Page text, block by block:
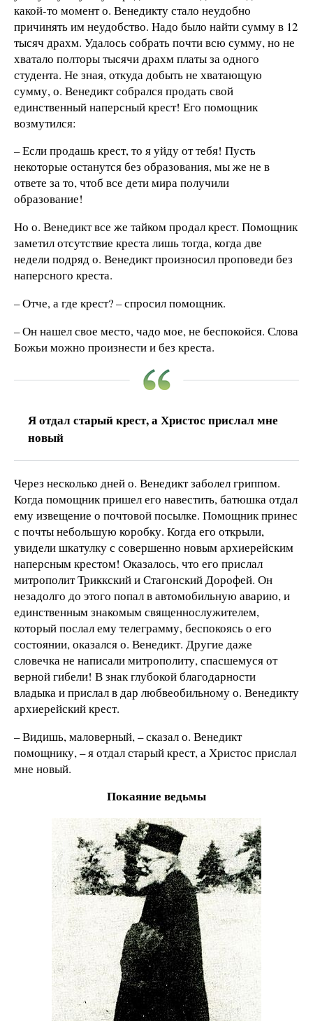
какой-то момент о. Венедикту стало неудобно
причинять им неудобство. Надо было найти сумму в 12
тысяч драхм. Удалось собрать почти всю сумму, но не
хватало полторы тысячи драхм платы за одного
студента. Не зная, откуда добыть не хватающую
сумму, о. Венедикт собрался продать свой
единственный наперсный крест! Его помощник
возмутился:
– Если продашь крест, то я уйду от тебя! Пусть
некоторые останутся без образования, мы же не в
ответе за то, чтоб все дети мира получили
образование!
Но о. Венедикт все же тайком продал крест. Помощник
заметил отсутствие креста лишь тогда, когда две
недели подряд о. Венедикт произносил проповеди без
наперсного креста.
– Отче, а где крест? – спросил помощник.
– Он нашел свое место, чадо мое, не беспокойся. Слова
Божьи можно произнести и без креста.
Я отдал старый крест, а Христос прислал мне
новый
Через несколько дней о. Венедикт заболел гриппом.
Когда помощник пришел его навестить, батюшка отдал
ему извещение о почтовой посылке. Помощник принес
с почты небольшую коробку. Когда его открыли,
увидели шкатулку с совершенно новым архиерейским
наперсным крестом! Оказалось, что его прислал
митрополит Триккский и Стагонский Дорофей. Он
незадолго до этого попал в автомобильную аварию, и
единственным знакомым священнослужителем,
который послал ему телеграмму, беспокоясь о его
состоянии, оказался о. Венедикт. Другие даже
словечка не написали митрополиту, спасшемуся от
верной гибели! В знак глубокой благодарности
владыка и прислал в дар любвеобильному о. Венедикту
архиерейский крест.
– Видишь, маловерный, – сказал о. Венедикт
помощнику, – я отдал старый крест, а Христос прислал
мне новый.
Покаяние ведьмы